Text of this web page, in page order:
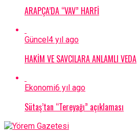
ARAPÇA’DA “VAV” HARFİ
Güncel4 yıl ago
HAKİM VE SAVCILARA ANLAMLI VEDA
Ekonomi6 yıl ago
Sütaş’tan “Tereyağı” açıklaması